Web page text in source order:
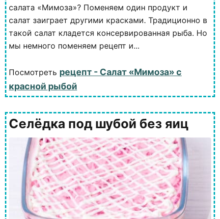
салата «Мимоза»? Поменяем один продукт и
салат заиграет другими красками. Традиционно в
такой салат кладется консервированная рыба. Но
мы немного поменяем рецепт и...
Посмотреть рецепт - Салат «Мимоза» с
красной рыбой
Селёдка под шубой без яиц